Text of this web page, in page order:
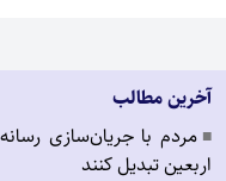
آخرین مطالب
■ مردم با جریان‌سازی
اربعین تبدیل کنند